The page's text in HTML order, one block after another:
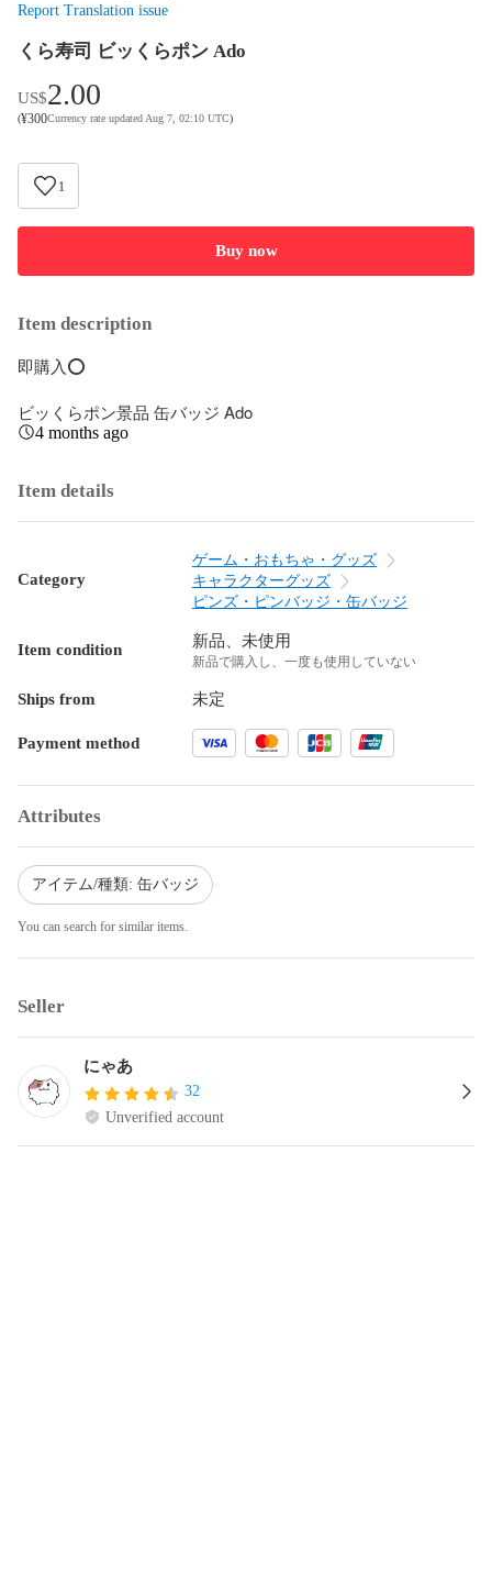
Report Translation issue
くら寿司 ビッくらポン Ado
US$2.00
(¥300Currency rate updated Aug 7, 02:10 UTC)
1
Buy now
Item description
即購入⭕️
ビッくらポン景品 缶バッジ Ado
4 months ago
Item details
Category
ゲーム・おもちゃ・グッズ
キャラクターグッズ
ピンズ・ピンバッジ・缶バッジ
Item condition 新品、未使用
新品で購入し、一度も使用していない
Ships from 未定
Payment method
Attributes
アイテム/種類: 缶バッジ
You can search for similar items.
Seller
にゃあ
32
Unverified account